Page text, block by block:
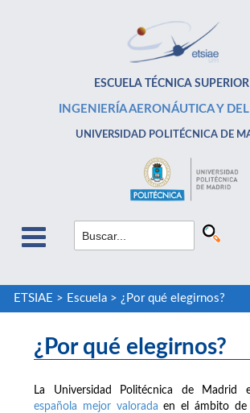
ESCUELA TÉCNICA
INGENIERÍA AERONÁUTICA Y
UNIVERSIDAD POLITÉCNICA DE
ETSIAE > Escuela> ¿Por qué elegirnos?
¿Por qué elegirnos?
La Universidad Politécnica de Madrid
española mejor valorada en el ámbito de